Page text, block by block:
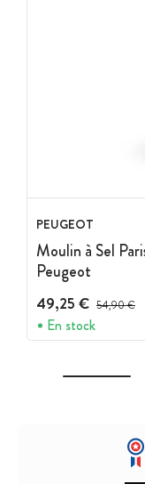
PEUGEOT
Moulin à Sel
Peugeot
49,25 € Prix avant
54,90 €
En stock